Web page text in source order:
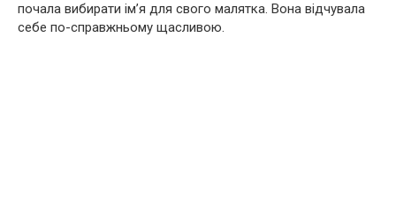
почала вибирати ім’я для свого малятка. Вона відчувала
себе по-справжньому щасливою.